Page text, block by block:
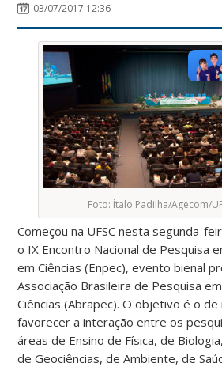
03/07/2017 12:36
Foto: Ítalo Padilha/Agecom/
Começou na UFSC nesta segunda-
o IX Encontro Nacional de Pesquisa
em Ciências (Enpec), evento bienal
Associação Brasileira de Pesquisa
Ciências (Abrapec). O objetivo é o de
favorecer a interação entre os
áreas de Ensino de Física, de
de Geociências, de Ambiente, de